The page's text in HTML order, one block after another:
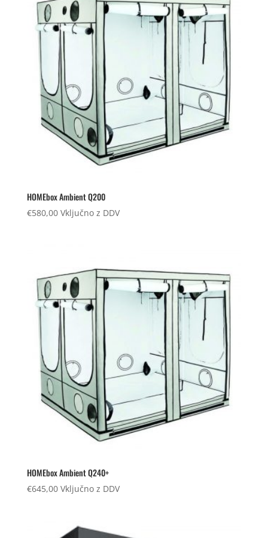
HOMEbox Ambient Q200
€580,00 Vključno z DDV
HOMEbox Ambient Q240+
€645,00 Vključno z DDV